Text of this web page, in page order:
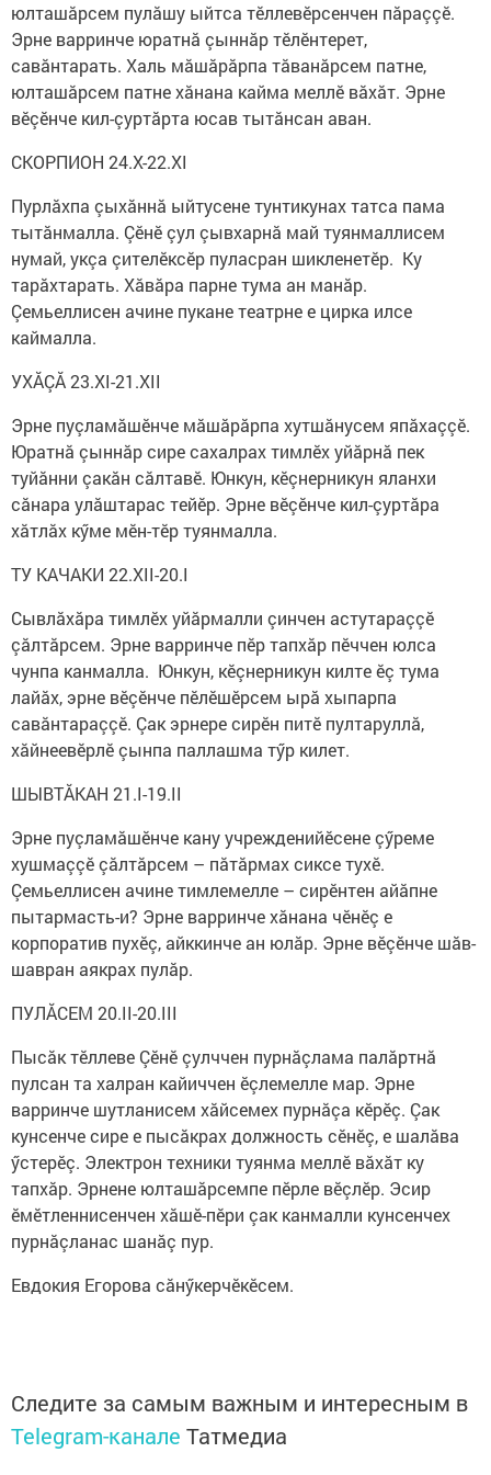
юлташăрсем пулăшу ыйтса тӗллевӗрсенчен пăраççӗ.
Эрне варринче юратнă çыннăр тӗлӗнтерет,
савăнтарать. Халь мăшăрăрпа тăванăрсем патне,
юлташăрсем патне хăнана кайма меллӗ вăхăт. Эрне
вӗçӗнче кил-çуртăрта юсав тытăнсан аван.
СКОРПИОН 24.X-22.XI
Пурлăхпа çыхăннă ыйтусене тунтикунах татса пама
тытăнмалла. Çӗнӗ çул çывхарнă май туянмаллисем
нумай, укçа çителӗксӗр пуласран шикленетӗр. Ку
тарăхтарать. Хăвăра парне тума ан манăр.
Çемьеллисен ачине пукане театрне е цирка илсе
каймалла.
УХĂÇĂ 23.XI-21.XII
Эрне пуçламăшӗнче мăшăрăрпа хутшăнусем япăхаççӗ.
Юратнă çыннăр сире сахалрах тимлӗх уйăрнă пек
туйăнни çакăн сăлтавӗ. Юнкун, кӗçнерникун яланхи
сăнара улăштарас тейӗр. Эрне вӗçӗнче кил-çуртăра
хăтлăх кӳме мӗн-тӗр туянмалла.
ТУ КАЧАКИ 22.XII-20.I
Сывлăхăра тимлӗх уйăрмалли çинчен астутараççӗ
çăлтăрсем. Эрне варринче пӗр тапхăр пӗччен юлса
чунпа канмалла. Юнкун, кӗçнерникун килте ӗç тума
лайăх, эрне вӗçӗнче пӗлӗшӗрсем ырă хыпарпа
савăнтараççӗ. Çак эрнере сирӗн питӗ пултаруллă,
хăйнеевӗрлӗ çынпа паллашма тӳр килет.
ШЫВТĂКАН 21.I-19.II
Эрне пуçламăшӗнче кану учрежденийӗсене çӳреме
хушмаççӗ çăлтăрсем – пăтăрмах сиксе тухӗ.
Çемьеллисен ачине тимлемелле – сирӗнтен айăпне
пытармасть-и? Эрне варринче хăнана чӗнӗç е
корпоратив пухӗç, айккинче ан юлăр. Эрне вӗçӗнче шăв-
шавран аякрах пулăр.
ПУЛĂСЕМ 20.II-20.III
Пысăк тӗллеве Çӗнӗ çулччен пурнăçлама палăртнă
пулсан та халран кайиччен ӗçлемелле мар. Эрне
варринче шутланисем хăйсемех пурнăçа кӗрӗç. Çак
кунсенче сире е пысăкрах должность сӗнӗç, е шалăва
ӳстерӗç. Электрон техники туянма меллӗ вăхăт ку
тапхăр. Эрнене юлташăрсемпе пӗрле вӗçлӗр. Эсир
ӗмӗтленнисенчен хăшӗ-пӗри çак канмалли кунсенчех
пурнăçланас шанăç пур.
Евдокия Егорова сăнӳкерчӗкӗсем.
Следите за самым важным и интересным в
Telegram-канале Татмедиа